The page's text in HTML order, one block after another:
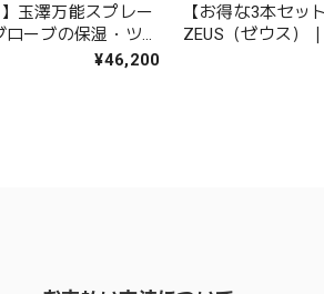
玉澤万能スプレー
ーブの保湿・ツヤ
¥46,200
【お得な3本セッ
ZEUS（ゼウス）